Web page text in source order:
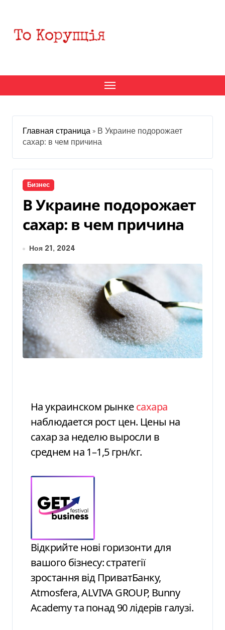
содержанию
Главная страница » В Украине подорожает
сахар: в чем причина
Бизнес
В Украине подорожает
сахар: в чем причина
Ноя 21, 2024
На украинском рынкесахара
наблюдается рост цен. Цены на
сахар за неделю выросли в
среднем на 1–1,5 грн/кг.
Відкрийте нові горизонти для
вашого бізнесу: стратегії
зростання від ПриватБанку,
Atmosfera, ALVIVA GROUP, Bunny
Academy та понад 90 лідерів галузі.